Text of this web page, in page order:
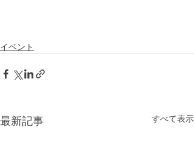
イベント
最新記事 すべて表示